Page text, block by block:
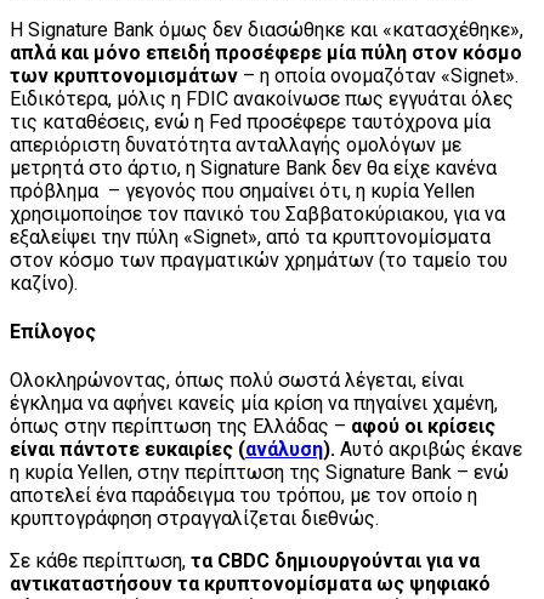
Η Signature Bank όμως δεν διασώθηκε και «κατασχέθηκε»,
απλά και μόνο επειδή προσέφερε μία πύλη στον κόσμο
των κρυπτονομισμάτων – η οποία ονομαζόταν «Signet».
Ειδικότερα, μόλις η FDIC ανακοίνωσε πως εγγυάται όλες
τις καταθέσεις, ενώ η Fed προσέφερε ταυτόχρονα μία
απεριόριστη δυνατότητα ανταλλαγής ομολόγων με
μετρητά στο άρτιο, η Signature Bank δεν θα είχε κανένα
πρόβλημα – γεγονός που σημαίνει ότι, η κυρία Yellen
χρησιμοποίησε τον πανικό του Σαββατοκύριακου, για να
εξαλείψει την πύλη «Signet», από τα κρυπτονομίσματα
στον κόσμο των πραγματικών χρημάτων (το ταμείο του
καζίνο).
Επίλογος
Ολοκληρώνοντας, όπως πολύ σωστά λέγεται, είναι
έγκλημα να αφήνει κανείς μία κρίση να πηγαίνει χαμένη,
όπως στην περίπτωση της Ελλάδας – αφού οι κρίσεις
είναι πάντοτε ευκαιρίες (ανάλυση). Αυτό ακριβώς έκανε
η κυρία Yellen, στην περίπτωση της Signature Bank – ενώ
αποτελεί ένα παράδειγμα του τρόπου, με τον οποίο η
κρυπτογράφηση στραγγαλίζεται διεθνώς.
Σε κάθε περίπτωση, τα CBDC δημιουργούνται για να
αντικαταστήσουν τα κρυπτονομίσματα ως ψηφιακό